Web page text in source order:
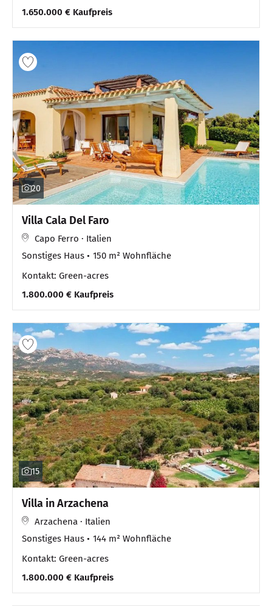
1.650.000 € Kaufpreis
20
Villa Cala Del Faro
Capo Ferro · Italien
Sonstiges Haus
150 m² Wohnfläche
Kontakt: Green-acres
1.800.000 € Kaufpreis
15
Villa in Arzachena
Arzachena · Italien
Sonstiges Haus
144 m² Wohnfläche
Kontakt: Green-acres
1.800.000 € Kaufpreis